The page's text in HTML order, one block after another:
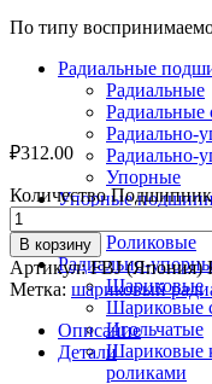
По типу
Радиальные
Радиальные
Радиальные
Радиально-
Радиально-
Упорные
Упорные
Роликовые
Радиально-
Шариковые
Шариковые
Игольчатые
Шариковые
роликами
₽312.00
Количество
В корзину
Артикул:FBJ (Япония)
Метка: шариковый
Описание
Детали